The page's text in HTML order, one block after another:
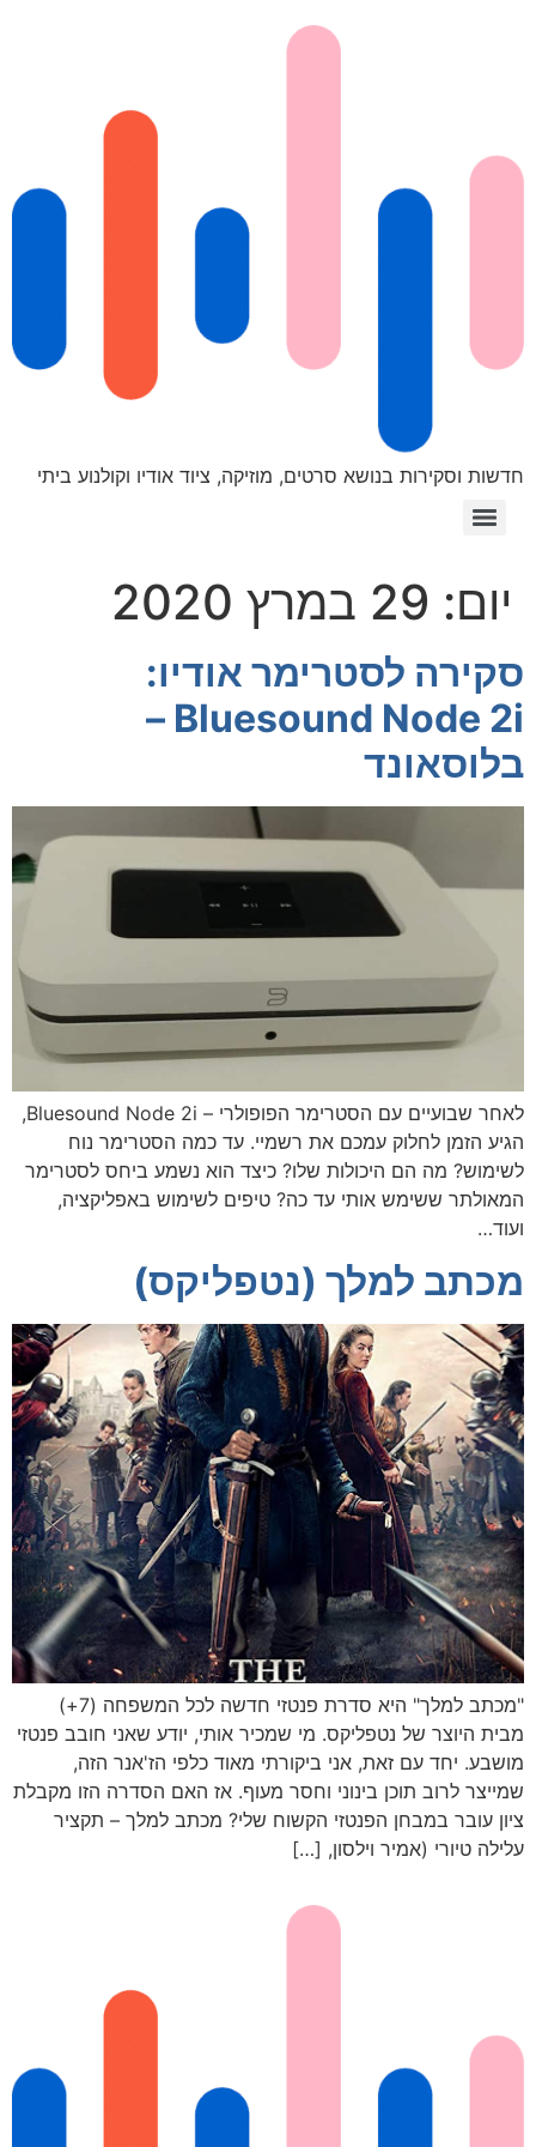
חדשות וסקירות בנושא סרטים, מוזיקה, ציוד אודיו וקולנוע ביתי
יום: 29 במרץ 2020
סקירה לסטרימר אודיו:
Bluesound Node 2i –
בלוסאונד
לאחר שבועיים עם הסטרימר הפופולרי – Bluesound Node 2i,
הגיע הזמן לחלוק עמכם את רשמיי. עד כמה הסטרימר נוח
לשימוש? מה הם היכולות שלו? כיצד הוא נשמע ביחס לסטרימר
המאולתר ששימש אותי עד כה? טיפים לשימוש באפליקציה,
ועוד…
מכתב למלך (נטפליקס)
"מכתב למלך" היא סדרת פנטזי חדשה לכל המשפחה (7+)
מבית היוצר של נטפליקס. מי שמכיר אותי, יודע שאני חובב פנטזי
מושבע. יחד עם זאת, אני ביקורתי מאוד כלפי הז'אנר הזה,
שמייצר לרוב תוכן בינוני וחסר מעוף. אז האם הסדרה הזו מקבלת
ציון עובר במבחן הפנטזי הקשוח שלי? מכתב למלך – תקציר
עלילה טיורי (אמיר וילסון, […]